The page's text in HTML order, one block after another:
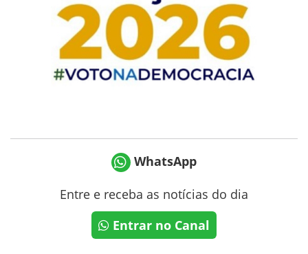
WhatsApp
Entre e receba as notícias do dia
Entrar no Canal